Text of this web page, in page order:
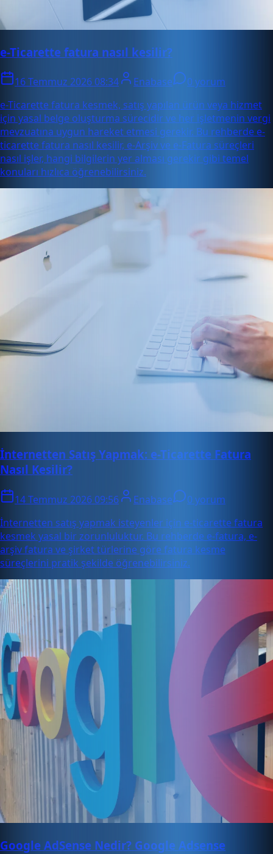
e-Ticarette fatura nasıl kesilir?
16 Temmuz 2026 08:34 Enabase
0 yorum
e-Ticarette fatura kesmek, satış yapılan ürün veya hizmet
için yasal belge oluşturma sürecidir ve her işletmenin vergi
mevzuatına uygun hareket etmesi gerekir. Bu rehberde e-
ticarette fatura nasıl kesilir, e-Arşiv ve e-Fatura süreçleri
nasıl işler, hangi bilgilerin yer alması gerekir gibi temel
konuları hızlıca öğrenebilirsiniz.
İnternetten Satış Yapmak: e-Ticarette Fatura
Nasıl Kesilir?
14 Temmuz 2026 09:56 Enabase
0 yorum
İnternetten satış yapmak isteyenler için e-ticarette fatura
kesmek yasal bir zorunluluktur. Bu rehberde e-fatura, e-
arşiv fatura ve şirket türlerine göre fatura kesme
süreçlerini pratik şekilde öğrenebilirsiniz.
Google AdSense Nedir? Google Adsense